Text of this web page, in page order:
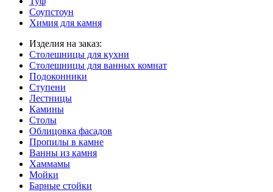
Соупстоун
Химия для камня
Изделия на заказ:
Столешницы для кухни
Столешницы для ванных комнат
Подоконники
Ступени
Лестницы
Камины
Столы
Облицовка фасадов
Пропилы в камне
Ванны из камня
Хаммамы
Мойки
Барные стойки